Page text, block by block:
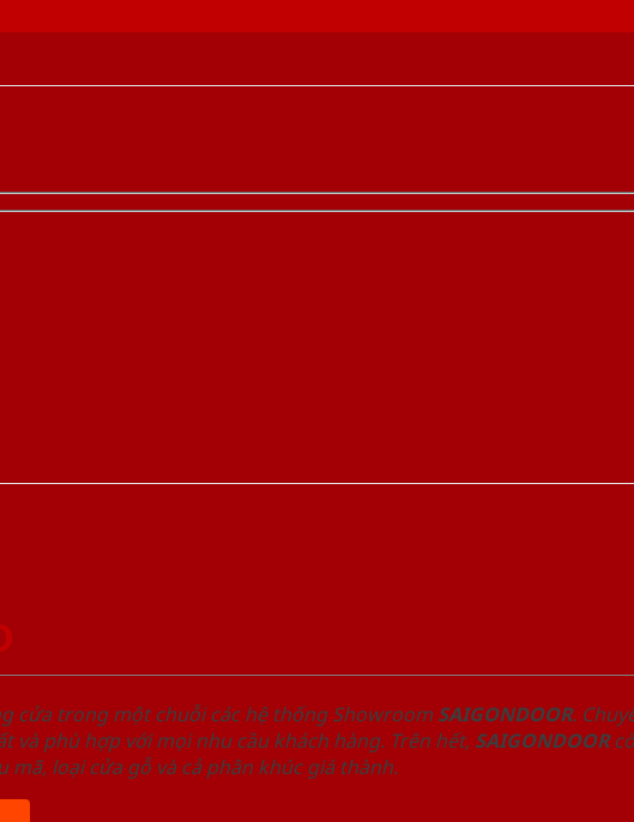
cửa trong một chuỗi các hệ thống Showroom SAIGONDOOR.
phù hợp với mọi nhu cầu khách hàng. Trên hết, SAIGONDOOR
mã, loại cửa gỗ và cả phân khúc giá thành.